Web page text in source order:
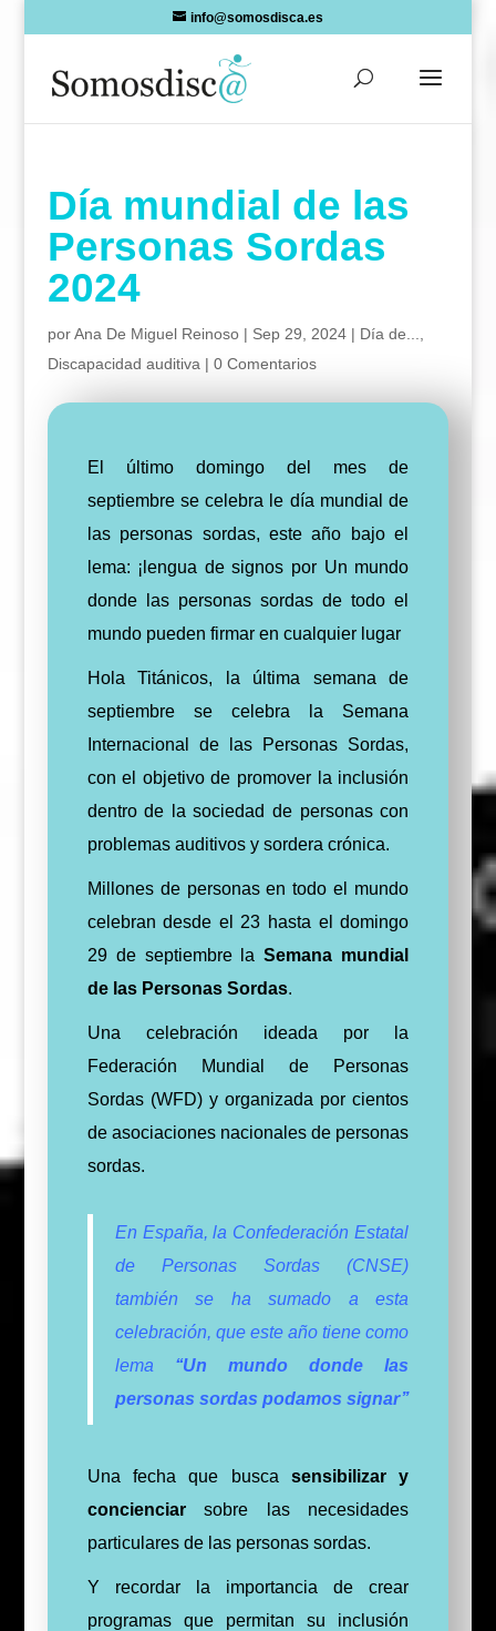
info@somosdisca.es
Día mundial de las
Personas Sordas
2024
porAna De Miguel Reinoso| Sep 29, 2024| Día de...
Discapacidad auditiva | 0 Comentarios
El último domingo del mes de
septiembre se celebra le día mundial de
las personas sordas, este año bajo el
lema: ¡lengua de signos por Un mundo
donde las personas sordas de todo el
mundo pueden firmar en cualquier lugar
Hola Titánicos, la última semana de
septiembre se celebra la Semana
Internacional de las Personas Sordas,
con el objetivo de promover la inclusión
dentro de la sociedad de personas con
problemas auditivos y sordera crónica.
Millones de personas en todo el mundo
celebran desde el 23 hasta el domingo
29 de septiembre laSemana mundial
de las Personas Sordas.
Una celebración ideada por la
Federación Mundial de Personas
Sordas (WFD) y organizada por cientos
de asociaciones nacionales de personas
sordas.
En España, la Confederación Estatal
de Personas Sordas (CNSE)
también se ha sumado a esta
celebración, que este año tiene como
lema ‘‘Un mundo donde las
personas sordas podamos signar’’
Una fecha que busca sensibilizar y
concienciarsobre las necesidades
particulares de las personas sordas.
Y recordar la importancia de crear
programas que permitan su inclusión